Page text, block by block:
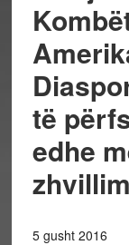
të
edhe
5 gusht 2016